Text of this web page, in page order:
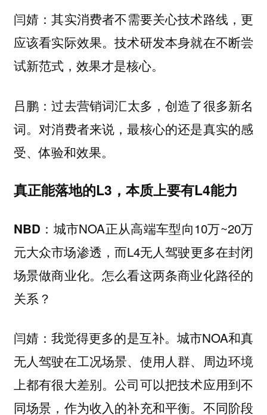
闫婧：其实消费者不需要关心技术路线，更
应该看实际效果。技术研发本身就在不断尝
试新范式，效果才是核心。
吕鹏：过去营销词汇太多，创造了很多新名
词。对消费者来说，最核心的还是真实的感
受、体验和效果。
真正能落地的L3，本质上要有L4能力
NBD： 城市NOA正从高端车型向10万~20万
元大众市场渗透，而L4无人驾驶更多在封闭
场景做商业化。怎么看这两条商业化路径的
关系？
闫婧：我觉得更多的是互补。城市NOA和真
无人驾驶在工况场景、使用人群、周边环境
上都有很大差别。公司可以把技术应用到不
同场景，作为收入的补充和平衡。不同阶段